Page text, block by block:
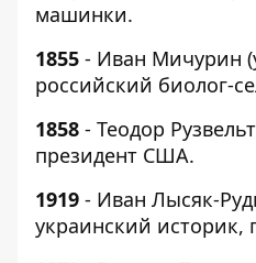
машинки.
1855 - Иван Мичурин
российский биолог-
1858 - Теодор
президент США.
1919 - Иван Лысяк-
украинский историк,